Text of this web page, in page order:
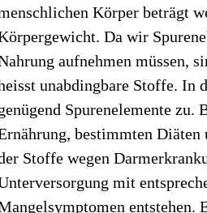
Körper beträgt
Da wir
aufnehmen müssen,
unabdingbare Stoffe. In
Spurenelemente zu.
bestimmten Diäten
Stoffe wegen
mit
entstehen.